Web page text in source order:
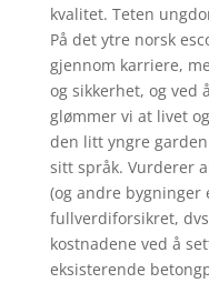
kvalitet. Teten
På det ytre norsk
gjennom karriere,
og sikkerhet, og ved
glømmer vi at livet
den litt yngre
sitt språk. Vurderer
(og andre bygninger
fullverdiforsikret,
kostnadene ved å
eksisterende